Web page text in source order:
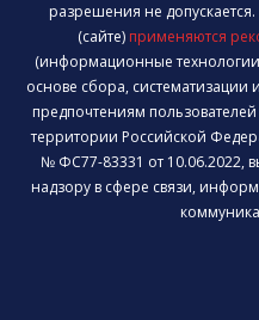
разрешения не
(сайте) применяются
(информационные
основе сбора, систематизации
предпочтениям
территории Российской
№ ФС77-83331 от 10.06.2022,
надзору в сфере связи,